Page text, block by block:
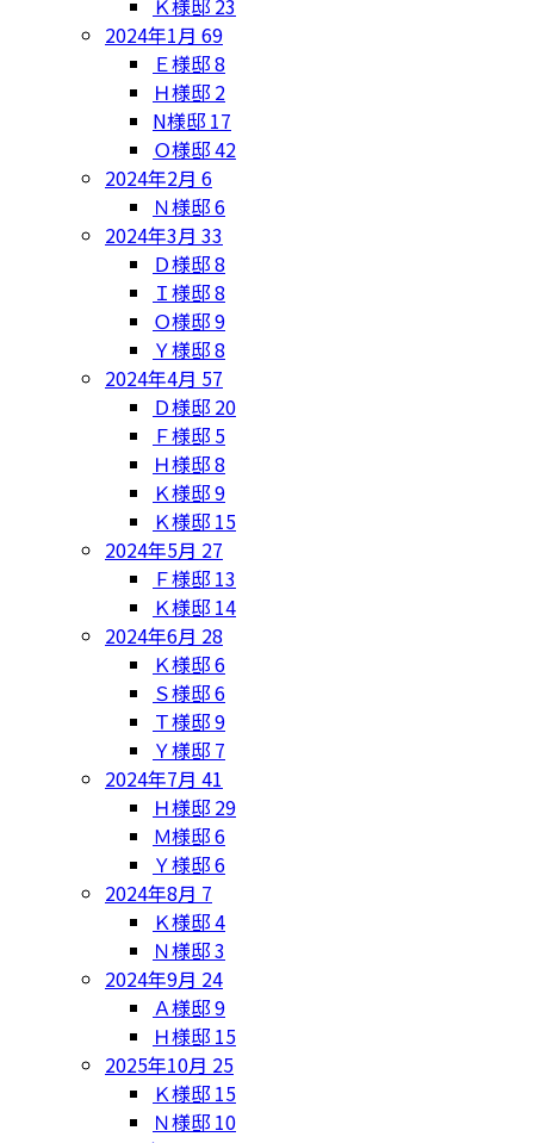
Ｋ様邸 23
2024年1月 69
Ｅ様邸8
Ｈ様邸 2
N様邸 17
Ｏ様邸42
2024年2月 6
Ｎ様邸6
2024年3月 33
Ｄ様邸8
Ｉ様邸8
Ｏ様邸9
Ｙ様邸8
2024年4月 57
Ｄ様邸 20
Ｆ様邸 5
Ｈ様邸8
Ｋ様邸9
Ｋ様邸 15
2024年5月 27
Ｆ様邸 13
Ｋ様邸 14
2024年6月 28
Ｋ様邸6
Ｓ様邸6
Ｔ様邸9
Ｙ様邸 7
2024年7月 41
Ｈ様邸 29
Ｍ様邸6
Ｙ様邸6
2024年8月 7
Ｋ様邸4
Ｎ様邸3
2024年9月 24
Ａ様邸9
Ｈ様邸 15
2025年10月 25
Ｋ様邸 15
Ｎ様邸 10